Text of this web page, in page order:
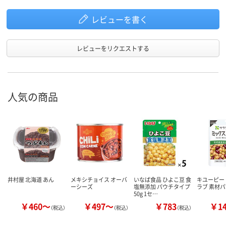
レビューを書く
レビューをリクエストする
人気の商品
井村屋 北海道 あん
￥460～（税込）
メキシチョイス オーバ
ーシーズ
￥497～（税込）
いなば食品 ひよこ豆 食
塩無添加 パウチタイプ
50g 1セ…
￥783（税込）
キユーピ
ラブ 素材
￥